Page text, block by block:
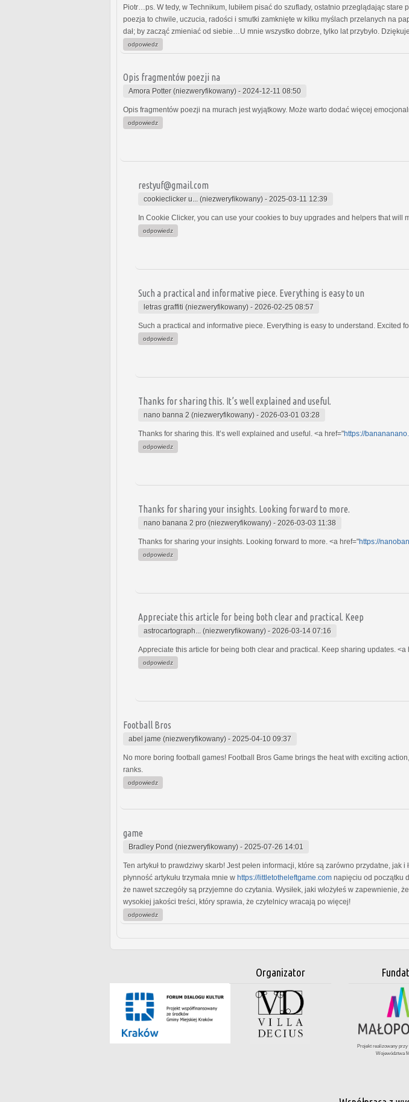
Piotr…ps. W tedy, w Technikum, lubiłem pisać do szuflady, ostatnio przeglądając stare
poezja to chwile, uczucia, radości i smutki zamknięte w kilku myślach przelanych na
dał; by zacząć zmieniać od siebie…U mnie wszystko dobrze, tylko lat przybyło.
odpowiedz
Opis fragmentów poezji na
Amora Potter (niezweryfikowany) - 2024-12-11 08:50
Opis fragmentów poezji na murach jest wyjątkowy. Może warto dodać więcej
odpowiedz
restyuf@gmail.com
cookieclicker u... (niezweryfikowany) - 2025-03-11 12:39
In Cookie Clicker, you can use your cookies to buy upgrades and helpers that will
odpowiedz
Such a practical and informative piece. Everything is easy to un
letras graffiti (niezweryfikowany) - 2026-02-25 08:57
Such a practical and informative piece. Everything is easy to understand. Excited
odpowiedz
Thanks for sharing this. It’s well explained and useful.
nano banna 2 (niezweryfikowany) - 2026-03-01 03:28
Thanks for sharing this. It’s well explained and useful. <a href="https://
odpowiedz
Thanks for sharing your insights. Looking forward to more.
nano banana 2 pro (niezweryfikowany) - 2026-03-03 11:38
Thanks for sharing your insights. Looking forward to more. <a href="https://
odpowiedz
Appreciate this article for being both clear and practical. Keep
astrocartograph... (niezweryfikowany) - 2026-03-14 07:16
Appreciate this article for being both clear and practical. Keep sharing updates. <a
odpowiedz
Football Bros
abel jame (niezweryfikowany) - 2025-04-10 09:37
No more boring football games! Football Bros Game brings the heat with exciting
ranks.
odpowiedz
game
Bradley Pond (niezweryfikowany) - 2025-07-26 14:01
Ten artykuł to prawdziwy skarb! Jest pełen informacji, które są zarówno przydatne,
płynność artykułu trzymała mnie w https://littletotheleftgame.com napięciu od początku
że nawet szczegóły są przyjemne do czytania. Wysiłek, jaki włożyłeś w
wysokiej jakości treści, który sprawia, że czytelnicy wracają po więcej!
odpowiedz
Organizator
Projekt realizowany
Województwa